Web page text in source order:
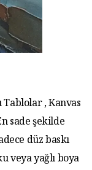
Tablolar , Kanvas
sade şekilde
düz baskı
veya yağlı boya